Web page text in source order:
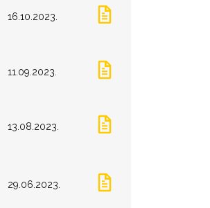
16.10.2023.
11.09.2023.
13.08.2023.
29.06.2023.